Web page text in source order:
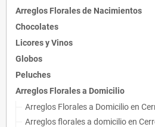
Arreglos Florales de Nacimientos
Chocolates
Licores y Vinos
Globos
Peluches
Arreglos Florales a Domicilio
Arreglos Florales a Domicilio en
Arreglos florales a domicilio en